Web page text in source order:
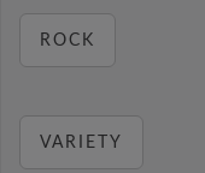
ROCK
VARIETY